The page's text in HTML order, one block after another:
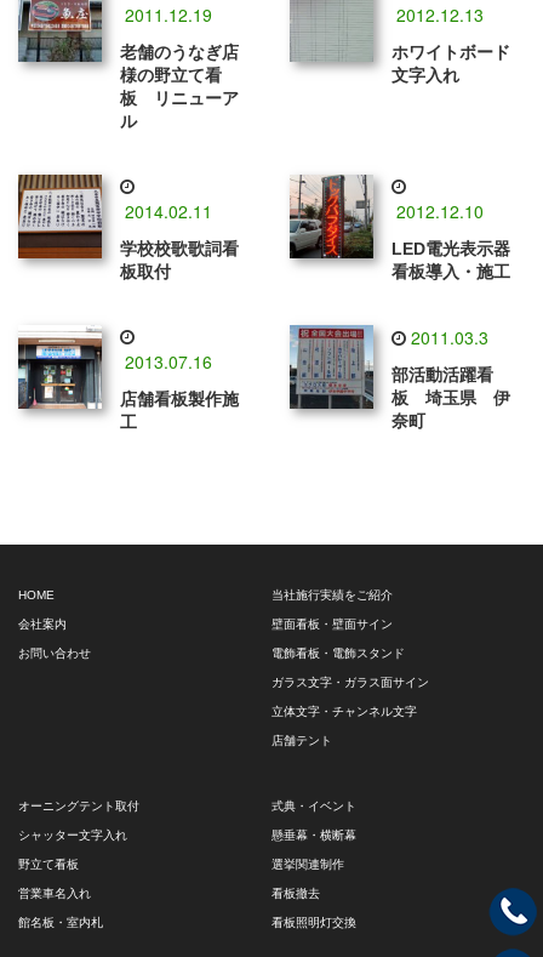
2011.12.19
老舗のうなぎ店
様の野立て看
板 リニューア
ル
2012.12.13
ホワイトボード
文字入れ
2014.02.11
学校校歌歌詞看
板取付
2012.12.10
LED電光表示器
看板導入・施工
2013.07.16
店舗看板製作施
工
2011.03.3
部活動活躍看
板 埼玉県 伊
奈町
HOME
会社案内
お問い合わせ
当社施行実績をご紹介
壁面看板・壁面サイン
電飾看板・電飾スタンド
ガラス文字・ガラス面サイン
立体文字・チャンネル文字
店舗テント
オーニングテント取付
シャッター文字入れ
野立て看板
営業車名入れ
館名板・室内札
式典・イベント
懸垂幕・横断幕
選挙関連制作
看板撤去
看板照明灯交換